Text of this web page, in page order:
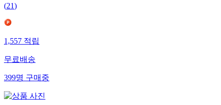
(21)
1,557적립
무료배송
399명구매중